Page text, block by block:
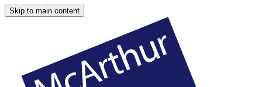
Skip to main content